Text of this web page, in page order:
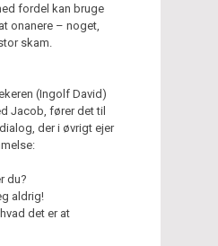
fordel kan bruge
onanere – noget,
skam.
(Ingolf David)
Jacob, fører det til
der i øvrigt ejer
du?
aldrig!
det er at